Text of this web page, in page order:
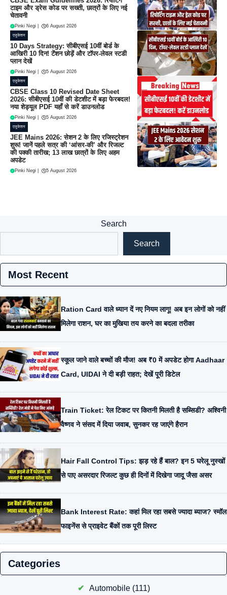
टाइम और ड्रेस कोड पर सख्ती, छात्रों के लिए नई
चेतावनी
Pinki Negi 6 August 2026
एजुकेशन
10 Days Strategy: सीबीएसई 10वीं बोर्ड के
आखिरी 10 दिन! टेंशन छोड़ें और टॉपर-लेवल स्टडी
प्लान देखें
Pinki Negi 5 August 2026
एजुकेशन
CBSE Class 10 Revised Date Sheet
2026: सीबीएसई 10वीं की डेटशीट में बड़ा फेरबदल!
नया शेड्यूल PDF यहाँ से करें डाउनलोड
Pinki Negi 5 August 2026
एजुकेशन
JEE Mains 2026: सेशन 2 के लिए रजिस्ट्रेशन
शुरू! जानें पहले सत्र की ‘आंसर-की’ और रिजल्ट
की पक्की तारीख; 13 लाख छात्रों के लिए अहम
अपडेट
Pinki Negi 5 August 2026
Search
Search
Most Recent
Ration Card वाले ध्यान दें नए नियम लागू! अब इन लोगों को नहीं
मिलेगा राशन, घर का मुखिया तय करने का बदला तरीका
स्कूल जाने वाले बच्चों की मौज! अब ₹0 में अपडेट होगा Aadhaar
Card, UIDAI ने दी बड़ी राहत; देखें पूरी डिटेल
Train Ticket: रेल टिकट पर कितनी मिलती है सब्सिडी? अश्विनी
वैष्णव ने संसद में दिया जवाब, सुनकर रह जाएंगे हैरान
Hair Fall Control Tips: झड़ रहे हैं बाल? इन 5 घरेलू नुस्खों
से पाए असरदार रिजल्ट कुछ ही दिनों में दिखेगा जादू जैसा असर
Bank Interest Rate: कहां मिल रहा सबसे ज्यादा ब्याज? स्मॉल
फाइनेंस से प्राइवेट बैंकों तक पूरी लिस्ट
Categories
Automobile (111)